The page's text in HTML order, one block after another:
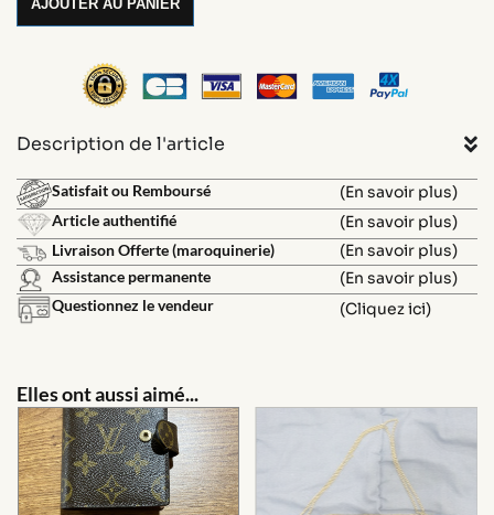
AJOUTER AU PANIER
Description de l'article
Satisfait ou Remboursé (En savoir plus)
Article authentifié (En savoir plus)
Livraison Offerte (maroquinerie) (En savoir plus)
Assistance permanente (En savoir plus)
Questionnez le vendeur (Cliquez ici)
Elles ont aussi aimé...